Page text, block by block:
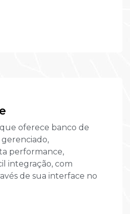
oferece banco de
performance,
integração, com
de sua interface no